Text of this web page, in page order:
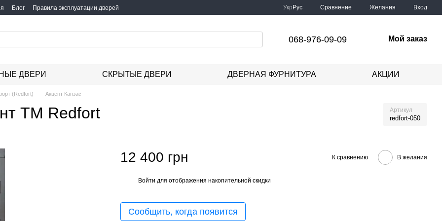
Блог Правила эксплуатации дверей Укр Рус Сравнение Желания Вход
068-976-09-09 Мой заказ
ДВЕРИ СКРЫТЫЕ ДВЕРИ ДВЕРНАЯ ФУРНИТУРА АКЦИИ
(Redfort) Акцент Канзас
ТМ Redfort Артикул
redfort-050
12 400 грн К сравнению В желания
Войти для отображения накопительной скидки
Сообщить, когда появится